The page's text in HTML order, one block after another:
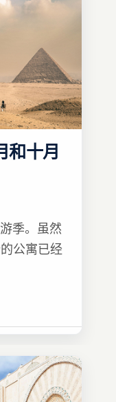
和十月
季。虽然
公寓已经